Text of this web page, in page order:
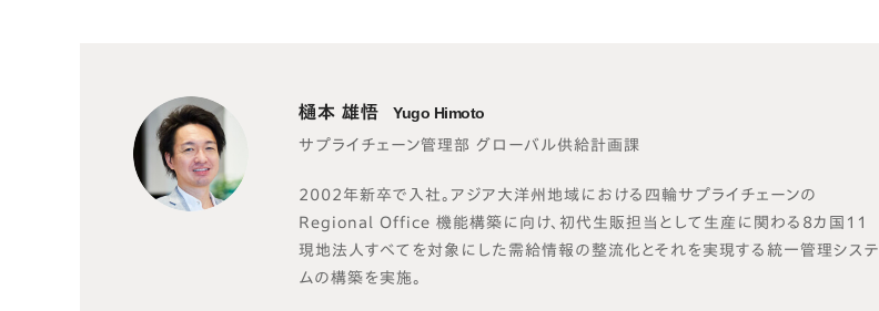
樋本 雄悟 Yugo Himoto
サプライチェーン管理部 グローバル供給計画課
2002年新卒で入社。アジア大洋州地域における四輪サプライチェーンの
Regional Office 機能構築に向け、初代生販担当として生産に関わる8カ国11
現地法人すべてを対象にした需給情報の整流化とそれを実現する統一管理システ
ムの構築を実施。